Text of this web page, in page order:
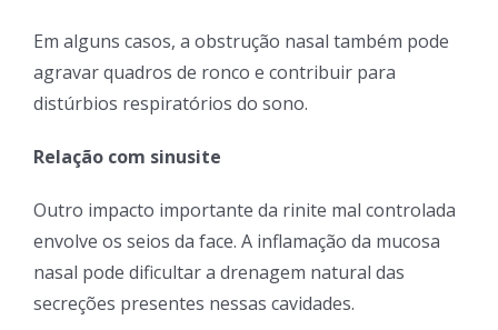
Em alguns casos, a obstrução nasal também pode
agravar quadros de ronco e contribuir para
distúrbios respiratórios do sono.
Relação com sinusite
Outro impacto importante da rinite mal controlada
envolve os seios da face. A inflamação da mucosa
nasal pode dificultar a drenagem natural das
secreções presentes nessas cavidades.